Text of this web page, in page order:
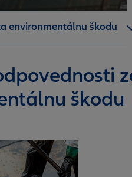
environmentálnu škodu
škodu